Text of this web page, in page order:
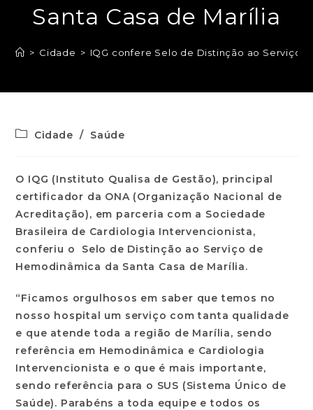
Santa Casa de Marília
> Cidade > IQG confere Selo de Distinção ao Serviço
Cidade / Saúde
O IQG (Instituto Qualisa de Gestão), principal
certificador da ONA (Organização Nacional de
Acreditação), em parceria com a Sociedade
Brasileira de Cardiologia Intervencionista,
conferiu o Selo de Distinção ao Serviço de
Hemodinâmica da Santa Casa de Marília.
“Ficamos orgulhosos em saber que temos no
nosso hospital um serviço com tanta qualidade
e que atende toda a região de Marília, sendo
referência em Hemodinâmica e Cardiologia
Intervencionista e o que é mais importante,
sendo referência para o SUS (Sistema Único de
Saúde). Parabéns a toda equipe e todos os